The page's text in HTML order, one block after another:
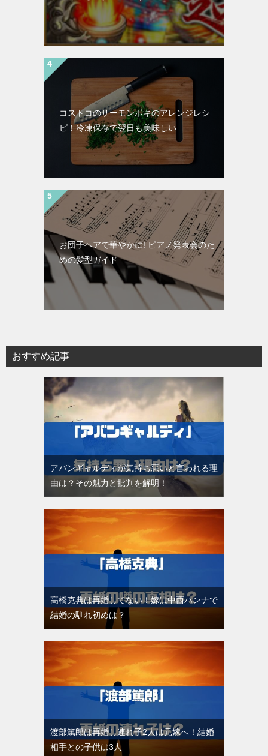
コストコのサーモンポキのアレンジレシ
ピ！冷凍保存で翌日も美味しい
お団子ヘアで華やかに! ピアノ発表会のた
めの髪型ガイド
おすすめ記事
アバンギャルディが気持ち悪いと言われる理
由は？その魅力と批判を解明！
高橋克典は再婚してない！嫁は中西ハンナで
結婚の馴れ初めは？
渡部篤郎は再婚し連れ子2人は元嫁へ！結婚
相手との子供は3人